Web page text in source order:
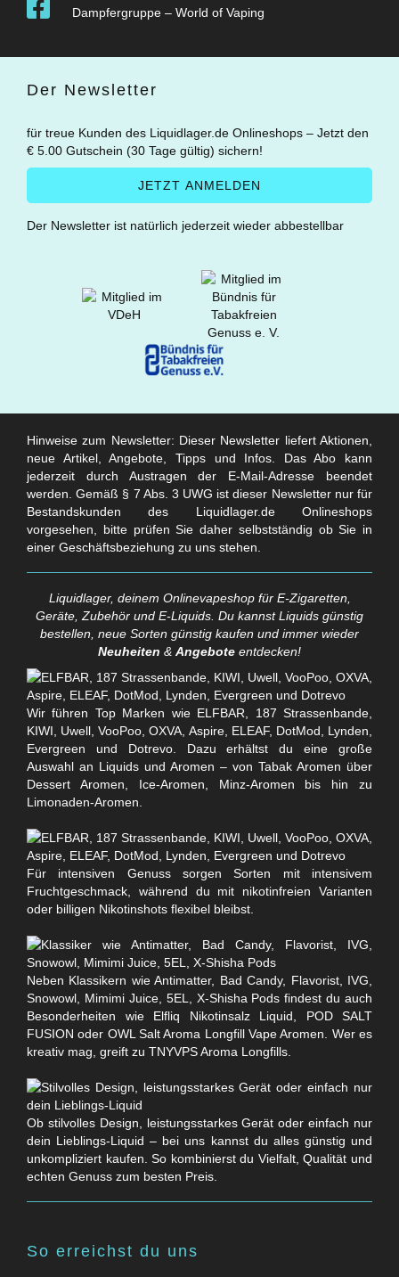
Dampfergruppe – World of Vaping
Der Newsletter
für treue Kunden des Liquidlager.de Onlineshops – Jetzt den
€ 5.00 Gutschein (30 Tage gültig) sichern!
Der Newsletter ist natürlich jederzeit wieder abbestellbar
Hinweise zum Newsletter: Dieser Newsletter liefert Aktionen,
neue Artikel, Angebote, Tipps und Infos. Das Abo kann
jederzeit durch Austragen der E-Mail-Adresse beendet
werden. Gemäß § 7 Abs. 3 UWG ist dieser Newsletter nur für
Bestandskunden des Liquidlager.de Onlineshops
vorgesehen, bitte prüfen Sie daher selbstständig ob Sie in
einer Geschäftsbeziehung zu uns stehen.
Liquidlager, deinem Onlinevapeshop für E-Zigaretten,
Geräte, Zubehör und E-Liquids. Du kannst Liquids günstig
bestellen, neue Sorten günstig kaufen und immer wieder
Neuheiten & Angebote entdecken!
Wir führen Top Marken wie ELFBAR, 187 Strassenbande,
KIWI, Uwell, VooPoo, OXVA, Aspire, ELEAF, DotMod, Lynden,
Evergreen und Dotrevo. Dazu erhältst du eine große
Auswahl an Liquids und Aromen – von Tabak Aromen über
Dessert Aromen, Ice-Aromen, Minz-Aromen bis hin zu
Limonaden-Aromen.
Für intensiven Genuss sorgen Sorten mit intensivem
Fruchtgeschmack, während du mit nikotinfreien Varianten
oder billigen Nikotinshots flexibel bleibst.
Neben Klassikern wie Antimatter, Bad Candy, Flavorist, IVG,
Snowowl, Mimimi Juice, 5EL, X-Shisha Pods findest du auch
Besonderheiten wie Elfliq Nikotinsalz Liquid, POD SALT
FUSION oder OWL Salt Aroma Longfill Vape Aromen. Wer es
kreativ mag, greift zu TNYVPS Aroma Longfills.
Ob stilvolles Design, leistungsstarkes Gerät oder einfach nur
dein Lieblings-Liquid – bei uns kannst du alles günstig und
unkompliziert kaufen. So kombinierst du Vielfalt, Qualität und
echten Genuss zum besten Preis.
So erreichst du uns